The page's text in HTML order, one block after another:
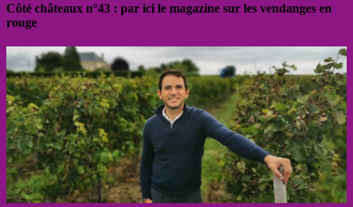
Côté châteaux n°43 : par ici le magazine sur les vendanges en
rouge